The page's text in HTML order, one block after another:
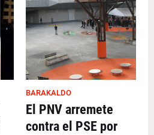
BARAKALDO
El PNV arremete
contra el PSE por